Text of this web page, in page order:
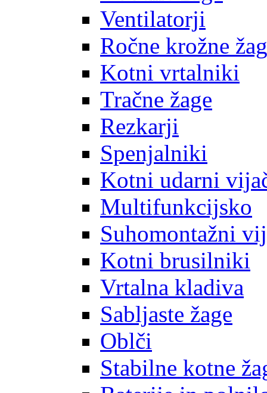
Ventilatorji
Ročne krožne
Kotni vrtalniki
Tračne žage
Rezkarji
Spenjalniki
Kotni udarni
Multifunkcijsko
Suhomontažni
Kotni brusilniki
Vrtalna kladiva
Sabljaste žage
Oblči
Stabilne kotne